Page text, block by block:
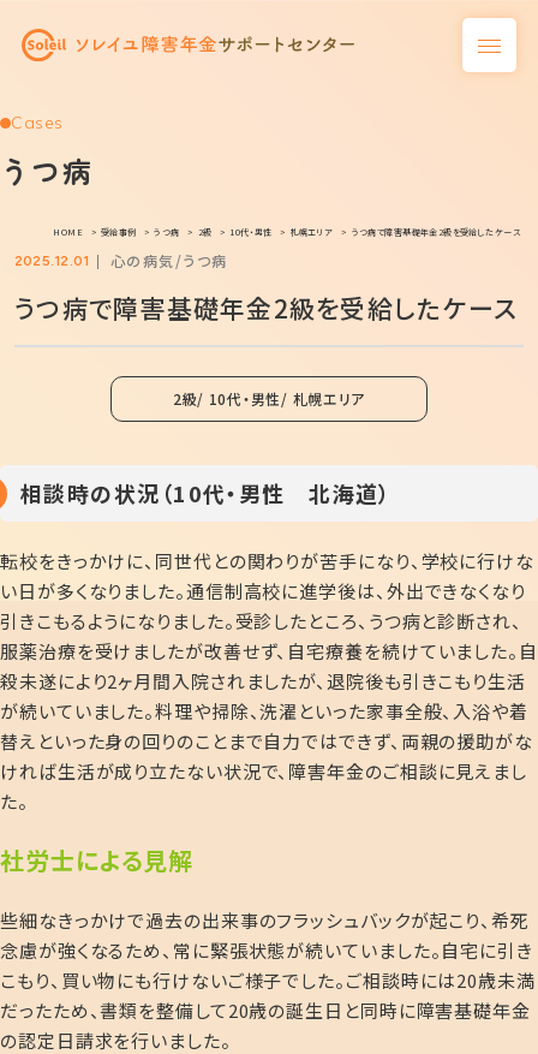
Cases
うつ病
HOME 受給事例 うつ病 2級 10代・男性 札幌エリア うつ病で障害基礎年金2級を受給したケース
2025.12.01 心の病気 うつ病
うつ病で障害基礎年金2級を受給したケース
2級 10代・男性 札幌エリア
相談時の状況（10代・男性 北海道）
転校をきっかけに、同世代との関わりが苦手になり、学校に行けな
い日が多くなりました。通信制高校に進学後は、外出できなくなり
引きこもるようになりました。受診したところ、うつ病と診断され、
服薬治療を受けましたが改善せず、自宅療養を続けていました。自
殺未遂により2ヶ月間入院されましたが、退院後も引きこもり生活
が続いていました。料理や掃除、洗濯といった家事全般、入浴や着
替えといった身の回りのことまで自力ではできず、両親の援助がな
ければ生活が成り立たない状況で、障害年金のご相談に見えまし
た。
社労士による見解
些細なきっかけで過去の出来事のフラッシュバックが起こり、希死
念慮が強くなるため、常に緊張状態が続いていました。自宅に引き
こもり、買い物にも行けないご様子でした。ご相談時には20歳未満
だったため、書類を整備して20歳の誕生日と同時に障害基礎年金
の認定日請求を行いました。